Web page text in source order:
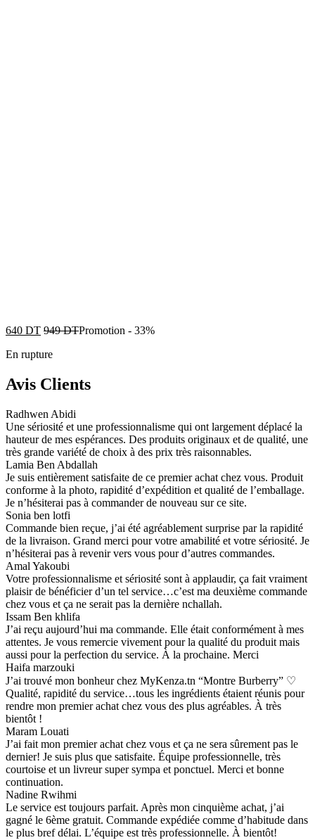
640 DT 949DTPromotion - 33%
En rupture
Avis Clients
Radhwen Abidi
Une sériosité et une professionnalisme qui ont largement déplacé la
hauteur de mes espérances. Des produits originaux et de qualité, une
très grande variété de choix à des prix très raisonnables.
Lamia Ben Abdallah
Je suis entièrement satisfaite de ce premier achat chez vous. Produit
conforme à la photo, rapidité d’expédition et qualité de l’emballage.
Je n’hésiterai pas à commander de nouveau sur ce site.
Sonia ben lotfi
Commande bien reçue, j’ai été agréablement surprise par la rapidité
de la livraison. Grand merci pour votre amabilité et votre sériosité. Je
n’hésiterai pas à revenir vers vous pour d’autres commandes.
Amal Yakoubi
Votre professionnalisme et sériosité sont à applaudir, ça fait vraiment
plaisir de bénéficier d’un tel service…c’est ma deuxième commande
chez vous et ça ne serait pas la dernière nchallah.
Issam Ben khlifa
J’ai reçu aujourd’hui ma commande. Elle était conformément à mes
attentes. Je vous remercie vivement pour la qualité du produit mais
aussi pour la perfection du service. À la prochaine. Merci
Haifa marzouki
J’ai trouvé mon bonheur chez MyKenza.tn “Montre Burberry” ♡
Qualité, rapidité du service…tous les ingrédients étaient réunis pour
rendre mon premier achat chez vous des plus agréables. À très
bientôt !
Maram Louati
J’ai fait mon premier achat chez vous et ça ne sera sûrement pas le
dernier! Je suis plus que satisfaite. Équipe professionnelle, très
courtoise et un livreur super sympa et ponctuel. Merci et bonne
continuation.
Nadine Rwihmi
Le service est toujours parfait. Après mon cinquième achat, j’ai
gagné le 6ème gratuit. Commande expédiée comme d’habitude dans
le plus bref délai. L’équipe est très professionnelle. À bientôt!